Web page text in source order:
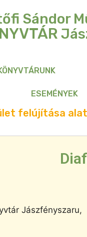
Sándor
ESEMÉNYEK
felújítása
Jászfényszaru,